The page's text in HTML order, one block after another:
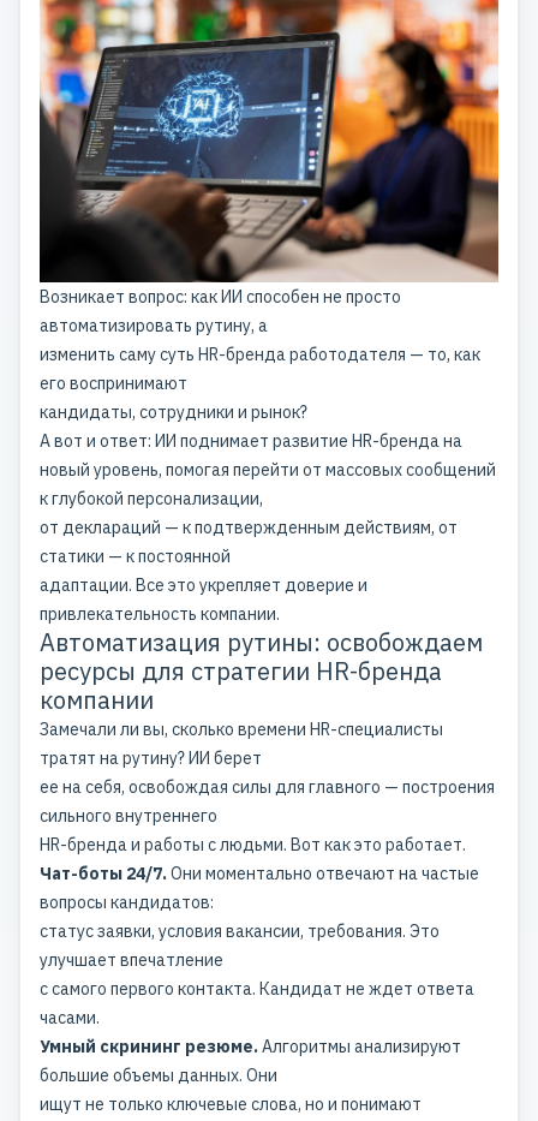
Возникает вопрос: как ИИ способен не просто
автоматизировать рутину, а
изменить саму суть HR-бренда работодателя — то, как
его воспринимают
кандидаты, сотрудники и рынок?
А вот и ответ: ИИ поднимает развитие HR-брендана
новый уровень, помогая перейти от массовых сообщений
к глубокой персонализации,
от деклараций — к подтвержденным действиям, от
статики — к постоянной
адаптации. Все это укрепляет доверие и
привлекательность компании.
Автоматизация рутины: освобождаем
ресурсы для стратегии HR-бренда
компании
Замечали ли вы, сколько времени HR-специалисты
тратят на рутину? ИИ берет
ее на себя, освобождая силы для главного — построения
сильного внутреннего
HR-брендаи работы с людьми. Вот как это работает.
Чат-боты 24/7.Они моментально отвечают на частые
вопросы кандидатов:
статус заявки, условия вакансии, требования. Это
улучшает впечатление
с самого первого контакта. Кандидат не ждет ответа
часами.
Умный скрининг резюме.Алгоритмы анализируют
большие объемы данных. Они
ищут не только ключевые слова, но и понимают